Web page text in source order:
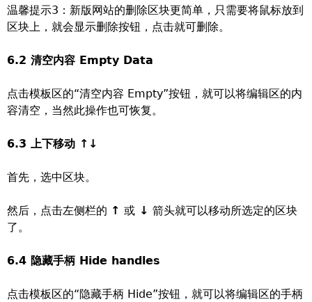
温馨提示3：新版网站的删除区块更简单，只需要将鼠标放到
区块上，就会显示删除按钮，点击就可删除。
6.2 清空内容 Empty Data
点击模板区的“清空内容 Empty”按钮，就可以将编辑区的内
容清空，当然此操作也可恢复。
6.3 上下移动 ↑↓
首先，选中区块。
然后，点击左侧栏的 ↑ 或 ↓ 箭头就可以移动所选定的区块
了。
6.4 隐藏手柄 Hide handles
点击模板区的“隐藏手柄 Hide”按钮，就可以将编辑区的手柄